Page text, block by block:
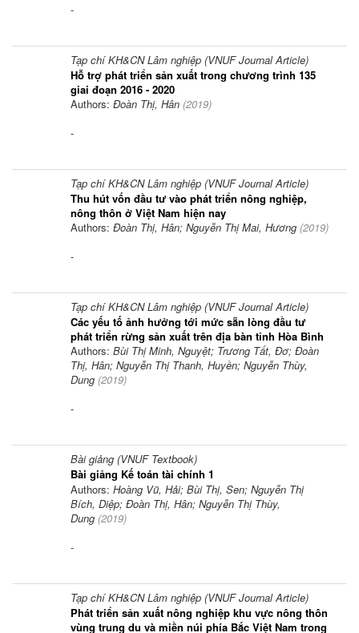
-
Tạp chí KH&CN Lâm nghiệp (VNUF Journal Article)
Hỗ trợ phát triển sản xuất trong chương trình 135
giai đoạn 2016 - 2020
Authors: Đoàn Thị, Hân (2019)
-
Tạp chí KH&CN Lâm nghiệp (VNUF Journal Article)
Thu hút vốn đầu tư vào phát triển nông nghiệp,
nông thôn ở Việt Nam hiện nay
Authors: Đoàn Thị, Hân; Nguyễn Thị Mai, Hương (2019)
-
Tạp chí KH&CN Lâm nghiệp (VNUF Journal Article)
Các yếu tố ảnh hưởng tới mức sẵn lòng đầu tư
phát triển rừng sản xuất trên địa bàn tỉnh Hòa Bình
Authors: Bùi Thị Minh, Nguyệt; Trương Tất, Đơ; Đoàn
Thị, Hân; Nguyễn Thị Thanh, Huyền; Nguyễn Thùy,
Dung (2019)
-
Bài giảng (VNUF Textbook)
Bài giảng Kế toán tài chính 1
Authors: Hoàng Vũ, Hải; Bùi Thị, Sen; Nguyễn Thị
Bích, Diệp; Đoàn Thị, Hân; Nguyễn Thị Thùy,
Dung (2019)
-
Tạp chí KH&CN Lâm nghiệp (VNUF Journal Article)
Phát triển sản xuất nông nghiệp khu vực nông thôn
vùng trung du và miền núi phía Bắc Việt Nam trong